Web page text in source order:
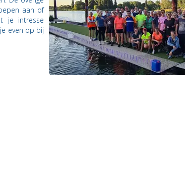
aan of
je intresse
even op bij